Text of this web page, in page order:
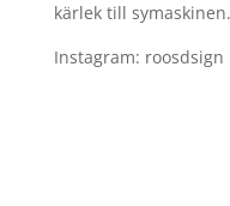
kärlek till symaskinen.
Instagram: roosdsign